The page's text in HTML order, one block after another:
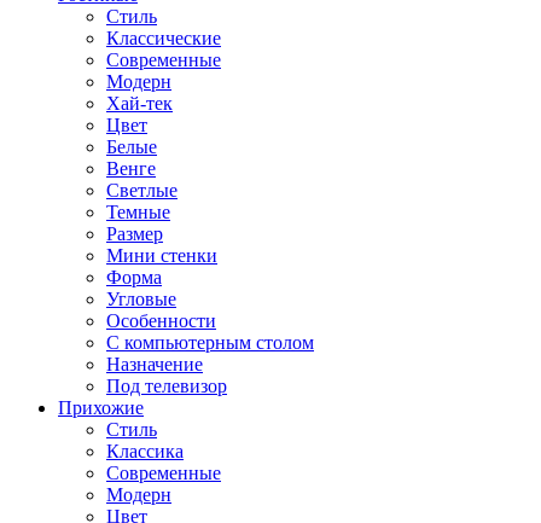
Стиль
Классические
Современные
Модерн
Хай-тек
Цвет
Белые
Венге
Светлые
Темные
Размер
Мини стенки
Форма
Угловые
Особенности
С компьютерным столом
Назначение
Под телевизор
Прихожие
Стиль
Классика
Современные
Модерн
Цвет